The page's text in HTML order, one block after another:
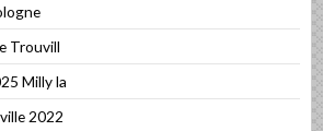
Trouvill
Milly la
2022